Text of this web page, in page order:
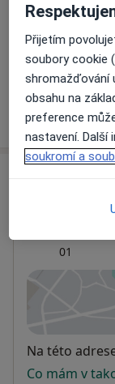
Ceník
Informace o
Tento
01
Dostupnost
Na této
Co mám v
Přijetím
soubory cookie
shromažďování
obsahu na
preference
nastavení. Další
soukromí a